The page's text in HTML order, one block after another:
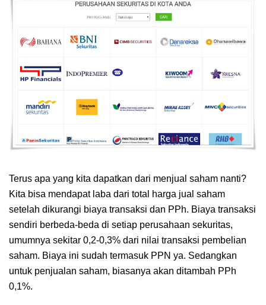
Terus apa yang kita dapatkan dari menjual saham nanti?
Kita bisa mendapat laba dari total harga jual saham
setelah dikurangi biaya transaksi dan PPh. Biaya transaksi
sendiri berbeda-beda di setiap perusahaan sekuritas,
umumnya sekitar 0,2-0,3% dari nilai transaksi pembelian
saham. Biaya ini sudah termasuk PPN ya. Sedangkan
untuk penjualan saham, biasanya akan ditambah PPh
0,1%.